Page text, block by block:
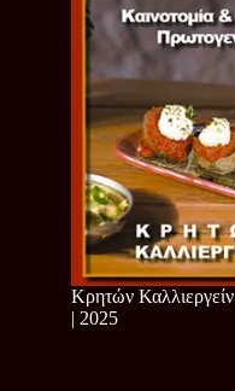
Κρητών Καλλιεργείν
| 2025